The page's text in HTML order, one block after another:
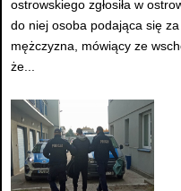
ostrowskiego zgłosiła w
do niej osoba podająca się
mężczyzna, mówiący ze
że...